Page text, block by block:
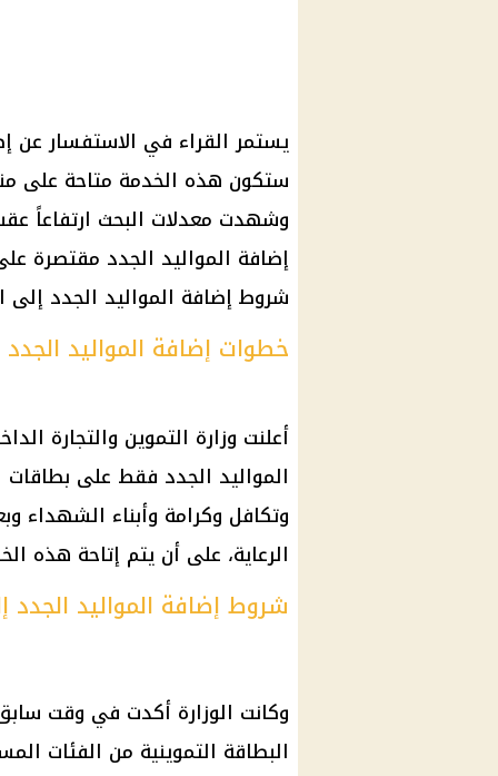
يستمر القراء في الاستفسار عن
ستكون هذه الخدمة متاحة على
وشهدت معدلات البحث ارتفاعاً
إضافة المواليد الجدد مقتصرة
شروط إضافة المواليد الجدد إلى
خطوات إضافة المواليد الجدد
أعلنت وزارة التموين والتجارة
وتكافل وكرامة وأبناء الشهداء
الرعاية، على أن يتم إتاحة هذه
شروط إضافة المواليد الجدد
وكانت الوزارة أكدت في وقت
البطاقة التموينية من الفئات